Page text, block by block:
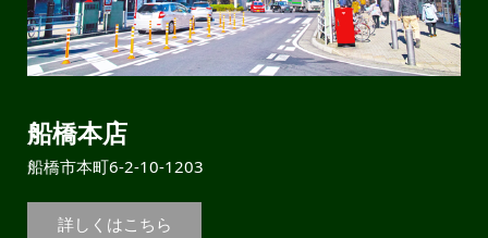
船橋本店
船橋市本町6-2-10-1203
詳しくはこちら